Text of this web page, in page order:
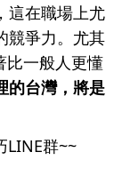
這在職場上尤
競爭力。尤其
比一般人更懂
的台灣，將是
LINE群~~